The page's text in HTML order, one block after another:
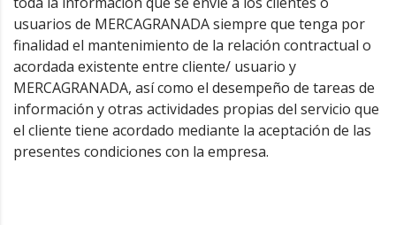
usuarios de MERCAGRANADA siempre que tenga por
finalidad el mantenimiento de la relación contractual o
acordada existente entre cliente/ usuario y
MERCAGRANADA, así como el desempeño de tareas de
información y otras actividades propias del servicio que
el cliente tiene acordado mediante la aceptación de las
presentes condiciones con la empresa.